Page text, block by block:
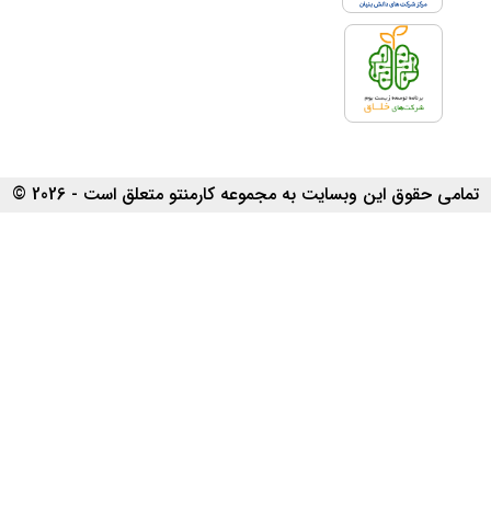
تمامی حقوق این وبسایت به مجموعه کارمنتو متعلق است - 2026 ©